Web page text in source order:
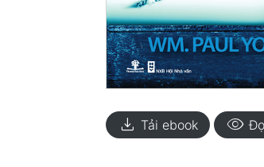
download Tải ebook visibility